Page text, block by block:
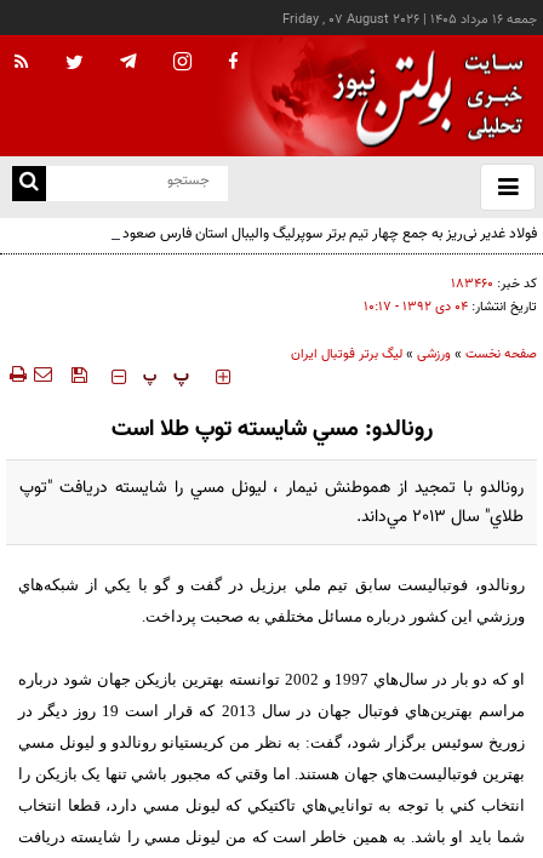
جمعه ۱۶ مرداد ۱۴۰۵ |
Friday , 07 August 2026
باز
و
فولاد غدیر نی‌ریز به جمع چهار تیم برتر سوپرلیگ والیبال استان فارس صعود کرد
کد خبر: ۱۸۳۴۶۰
تاریخ انتشار: ۰۴ دی ۱۳۹۲ - ۱۰:۱۷
صفحه نخست »ورزشی »لیگ برتر فوتبال ایران
‍‍‍ پ پ
رونالدو: مسي شايسته توپ طلا است
رونالدو با تمجيد از هموطنش نيمار ، ليونل مسي را شايسته دريافت "توپ
طلاي" سال 2013 مي‌داند.
رونالدو، فوتباليست سابق تيم ملي برزيل در گفت و گو با يکي از شبکه‌هاي
ورزشي اين کشور درباره مسائل مختلفي به صحبت پرداخت.
او که دو بار در سال‌هاي 1997 و 2002 توانسته بهترين بازيکن جهان شود درباره
مراسم بهترين‌هاي فوتبال جهان در سال 2013 که قرار است 19 روز ديگر در
زوريخ سوئيس برگزار شود، گفت: به نظر من کريستيانو رونالدو و ليونل مسي
بهترين فوتباليست‌هاي جهان هستند. اما وقتي که مجبور باشي تنها يک بازيکن را
انتخاب کني با توجه به توانايي‌هاي تاکتيکي که ليونل مسي دارد، قطعا انتخاب
شما بايد او باشد. به همين خاطر است که من ليونل مسي را شايسته دريافت